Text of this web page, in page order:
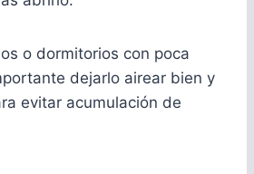
o dormitorios con poca
dejarlo airear bien y
evitar acumulación de